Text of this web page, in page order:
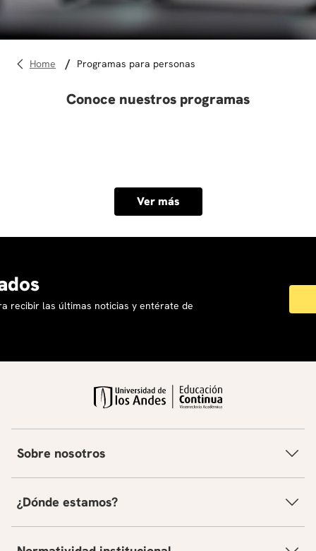
derecho
programas para personas
Conoce nuestros programas
Ver más
recibir las últimas noticias y entérate de
Sobre nosotros
¿Dónde estamos?